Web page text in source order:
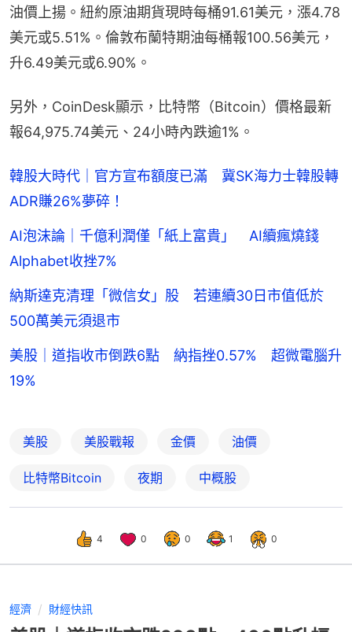
油價上揚。紐約原油期貨現時每桶91.61美元，漲4.78
美元或5.51%。倫敦布蘭特期油每桶報100.56美元，
升6.49美元或6.90%。
另外，CoinDesk顯示，比特幣（Bitcoin）價格最新
報64,975.74美元、24小時內跌逾1%。
韓股大時代｜官方宣布額度已滿 冀SK海力士韓股轉
ADR賺26%夢碎！
AI泡沫論｜千億利潤僅「紙上富貴」 AI續瘋燒錢
Alphabet收挫7%
納斯達克清理「微信女」股 若連續30日市值低於
500萬美元須退市
美股｜道指收市倒跌6點 納指挫0.57% 超微電腦升
19%
美股 美股戰報 金價 油價
比特幣Bitcoin 夜期 中概股
4 0 0 1 0
經濟 財經快訊